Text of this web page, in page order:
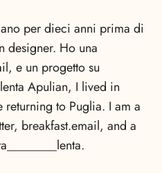
per dieci anni prima di
designer. Ho una
e un progetto su
Apulian, I lived in
to Puglia. I am a
breakfast.email, and a